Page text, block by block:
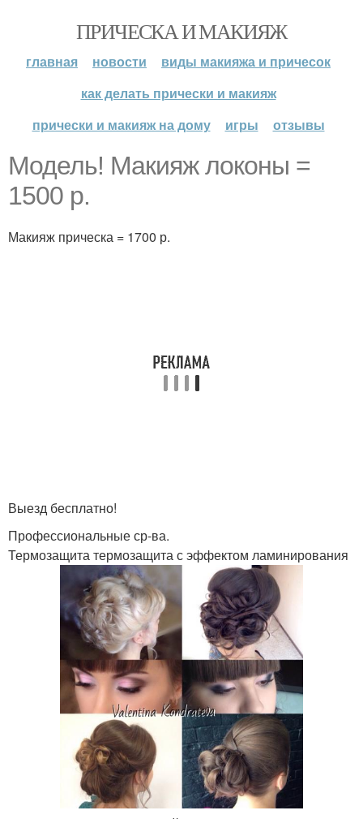
ПРИЧЕСКА И МАКИЯЖ
главная новости
виды макияжа и причесок
как делать прически и макияж
прически и макияж на дому
игры отзывы
Модель! Макияж локоны =
1500 р.
Макияж прическа = 1700 р.
Выезд бесплатно!
Профессиональные ср-ва.
Термозащита термозащита с эффектом ламинирования